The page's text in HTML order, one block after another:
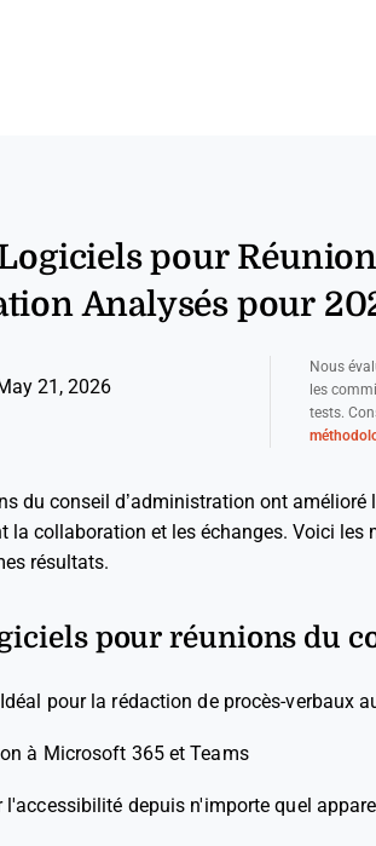
pour
Analysés pour
21, 2026
Nous
les
tests.
du conseil d’administration ont amélioré
la collaboration et les échanges. Voici les
résultats.
pour réunions du
Idéal pour la rédaction de procès-verbaux
à Microsoft 365 et Teams
l'accessibilité depuis n'importe quel